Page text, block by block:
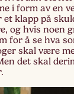
i form av en
et klapp på
og hvis noen
for å se hva
skal være
det skal